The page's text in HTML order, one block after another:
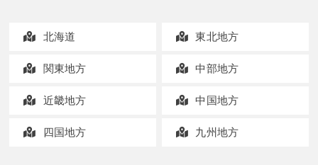
北海道 東北地方
関東地方 中部地方
近畿地方 中国地方
四国地方 九州地方